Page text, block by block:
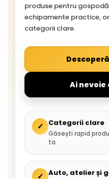
produse pentru
echipamente practice,
categorii clare.
Ai nevoie
✓ Categorii clare
Găsești rapid
ta.
✓ Auto, atelier și